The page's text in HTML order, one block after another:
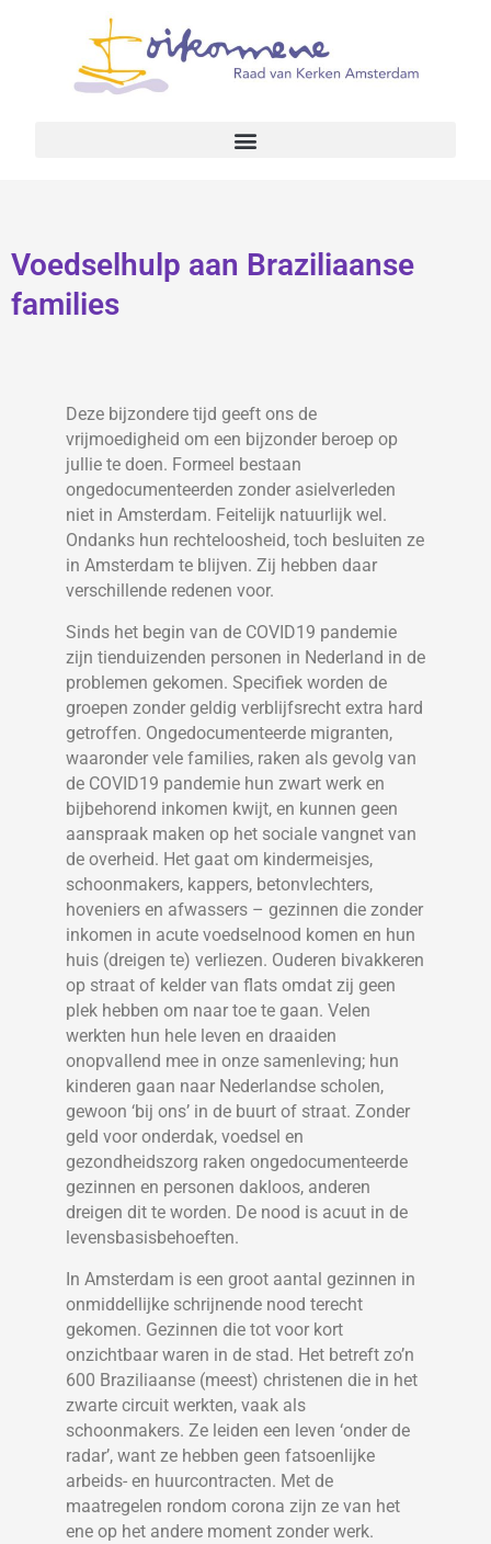
Voedselhulp aan Braziliaanse
families
Deze bijzondere tijd geeft ons de
vrijmoedigheid om een bijzonder beroep op
jullie te doen. Formeel bestaan
ongedocumenteerden zonder asielverleden
niet in Amsterdam. Feitelijk natuurlijk wel.
Ondanks hun rechteloosheid, toch besluiten ze
in Amsterdam te blijven. Zij hebben daar
verschillende redenen voor.
Sinds het begin van de COVID19 pandemie
zijn tienduizenden personen in Nederland in de
problemen gekomen. Specifiek worden de
groepen zonder geldig verblijfsrecht extra hard
getroffen. Ongedocumenteerde migranten,
waaronder vele families, raken als gevolg van
de COVID19 pandemie hun zwart werk en
bijbehorend inkomen kwijt, en kunnen geen
aanspraak maken op het sociale vangnet van
de overheid. Het gaat om kindermeisjes,
schoonmakers, kappers, betonvlechters,
hoveniers en afwassers – gezinnen die zonder
inkomen in acute voedselnood komen en hun
huis (dreigen te) verliezen. Ouderen bivakkeren
op straat of kelder van flats omdat zij geen
plek hebben om naar toe te gaan. Velen
werkten hun hele leven en draaiden
onopvallend mee in onze samenleving; hun
kinderen gaan naar Nederlandse scholen,
gewoon ‘bij ons’ in de buurt of straat. Zonder
geld voor onderdak, voedsel en
gezondheidszorg raken ongedocumenteerde
gezinnen en personen dakloos, anderen
dreigen dit te worden. De nood is acuut in de
levensbasisbehoeften.
In Amsterdam is een groot aantal gezinnen in
onmiddellijke schrijnende nood terecht
gekomen. Gezinnen die tot voor kort
onzichtbaar waren in de stad. Het betreft zo’n
600 Braziliaanse (meest) christenen die in het
zwarte circuit werkten, vaak als
schoonmakers. Ze leiden een leven ‘onder de
radar’, want ze hebben geen fatsoenlijke
arbeids- en huurcontracten. Met de
maatregelen rondom corona zijn ze van het
ene op het andere moment zonder werk.